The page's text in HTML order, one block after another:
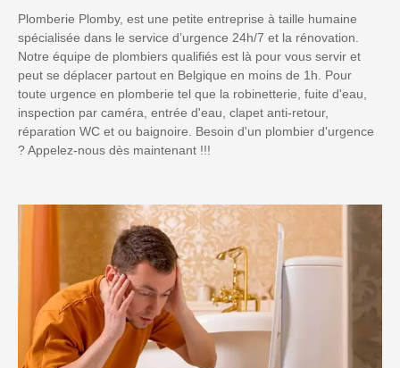
Plomberie Plomby, est une petite entreprise à taille humaine
spécialisée dans le service d’urgence 24h/7 et la rénovation.
Notre équipe de plombiers qualifiés est là pour vous servir et
peut se déplacer partout en Belgique en moins de 1h. Pour
toute urgence en plomberie tel que la robinetterie, fuite d'eau,
inspection par caméra, entrée d'eau, clapet anti-retour,
réparation WC et ou baignoire. Besoin d'un plombier d'urgence
? Appelez-nous dès maintenant !!!